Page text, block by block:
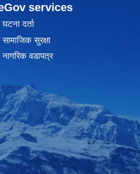
services
घटना दर्ता
सामाजिक सुरक्षा
नागरिक वडापत्र